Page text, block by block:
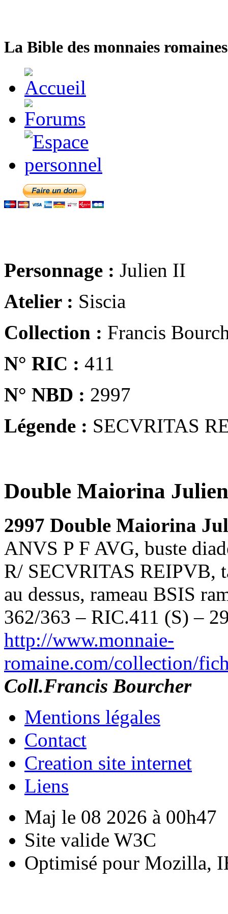
La Bible des monnaies
Personnage : Julien II
Atelier : Siscia
Collection : Francis
N° RIC : 411
N° NBD : 2997
Légende : SECVRITAS
Double Maiorina
2997 Double Maiorina
ANVS P F AVG, buste
R/ SECVRITAS REIPVB,
au dessus, rameau BSIS
362/363 – RIC.411 (S) –
http://www.monnaie-
romaine.com/collection/
Coll.Francis Bourcher
Mentions légales
Contact
Creation site internet
Liens
Maj le 08 2026 à 00h47
Site valide W3C
Optimisé pour Mozilla,